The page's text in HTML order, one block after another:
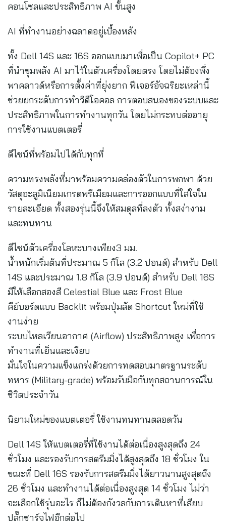
คอนโซลและประสิทธิภาพ AI ขั้นสูง
AI ที่ทำงานอย่างฉลาดอยู่เบื้องหลัง
ทั้ง Dell 14S และ 16S ออกแบบมาเพื่อเป็น Copilot+ PC
ที่นำขุมพลัง AI มาไว้ในตัวเครื่องโดยตรง โดยไม่ต้องพึ่ง
พาคลาวด์หรือการตั้งค่าที่ยุ่งยาก ฟีเจอร์อัจฉริยะเหล่านี้
ช่วยยกระดับการทำวิดีโอคอล การตอบสนองของระบบและ
ประสิทธิภาพในการทำงานทุกวัน โดยไม่กระทบต่ออายุ
การใช้งานแบตเตอรี่
ดีไซน์ที่พร้อมไปได้กับทุกที่
ความทรงพลังที่มาพร้อมความคล่องตัวในการพกพา ด้วย
วัสดุอะลูมิเนียมเกรดพรีเมียมและการออกแบบที่ใส่ใจใน
รายละเอียด ทั้งสองรุ่นนี้จึงให้สมดุลที่ลงตัว ทั้งสง่างาม
และทนทาน
ดีไซน์ตัวเครื่องโลหะบางเพียง3 มม.
น้ำหนักเริ่มต้นที่ประมาณ 5 กิโล (3.2 ปอนด์) สำหรับ Dell
14S และประมาณ 1.8 กิโล (3.9 ปอนด์) สำหรับ Dell 16S
มีให้เลือกสองสี Celestial Blue และ Frost Blue
คีย์บอร์ดแบบ Backlit พร้อมปุ่มลัด Shortcut ใหม่ที่ใช้
งานง่าย
ระบบไหลเวียนอากาศ (Airflow) ประสิทธิภาพสูง เพื่อการ
ทำงานที่เย็นและเงียบ
มั่นใจในความแข็งแกร่งด้วยการทดสอบมาตรฐานระดับ
ทหาร (Military-grade) พร้อมรับมือกับทุกสถานการณ์ใน
ชีวิตประจำวัน
นิยามใหม่ของแบตเตอรี่ ใช้งานทนทานตลอดวัน
Dell 14S ให้แบตเตอรี่ที่ใช้งานได้ต่อเนื่องสูงสุดถึง 24
ชั่วโมง และรองรับการสตรีมมิ่งได้สูงสุดถึง 18 ชั่วโมง ใน
ขณะที่ Dell 16S รองรับการสตรีมมิ่งได้ยาวนานสูงสุดถึง
26 ชั่วโมง และทำงานได้ต่อเนื่องสูงสุด 14 ชั่วโมง ไม่ว่า
จะเลือกใช้รุ่นอะไร ก็ไม่ต้องกังวลกับการเดินหาที่เสียบ
ปลั๊กชาร์จไฟอีกต่อไป